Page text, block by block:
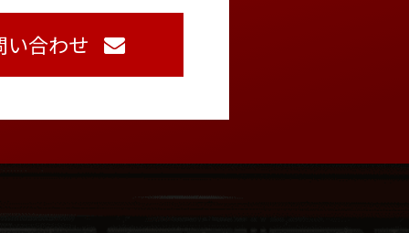
い合わせ